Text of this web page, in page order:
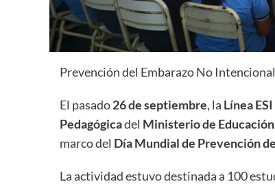
Prevención del Embarazo No
El pasado26 de septiembre, la Línea ESI
Pedagógicadel Ministerio de
marco del Día Mundial de Prevención
La actividad estuvo destinada a 100